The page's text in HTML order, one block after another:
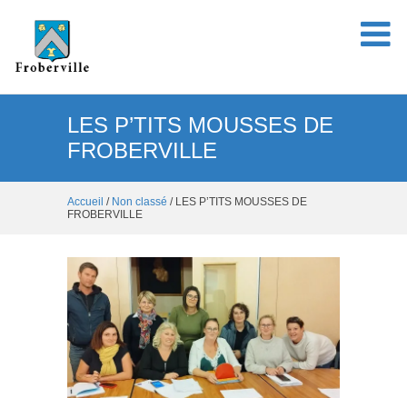
LES P’TITS MOUSSES DE
FROBERVILLE
Accueil / Non classé / LES P’TITS MOUSSES DE
FROBERVILLE